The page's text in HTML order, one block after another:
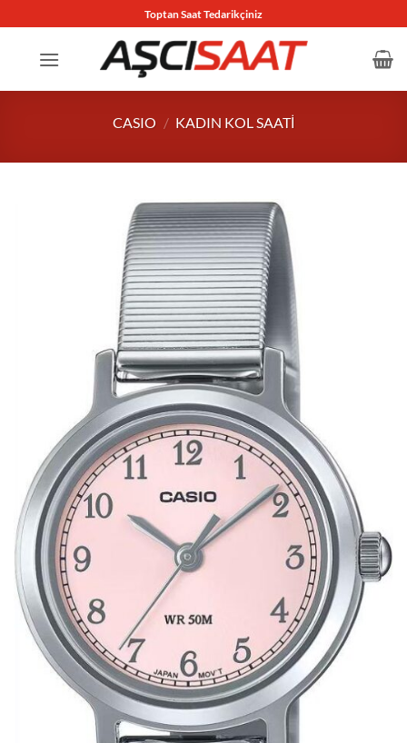
atla
Toptan Saat Tedarikçiniz
CASIO / KADIN KOL SAATI